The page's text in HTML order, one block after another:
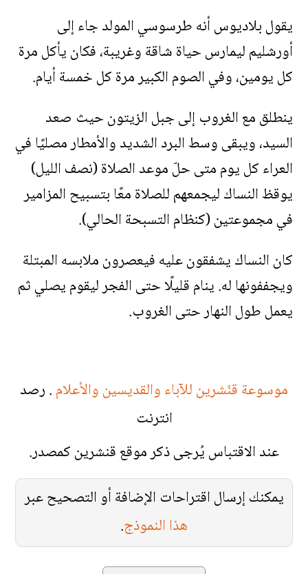
يقول بلاديوس أنه طرسوسي المولد جاء إلى
أورشليم ليمارس حياة شاقة وغريبة، فكان يأكل مرة
كل يومين، وفي الصوم الكبير مرة كل خمسة أيام.
ينطلق مع الغروب إلى جبل الزيتون حيث صعد
السيد، ويبقى وسط البرد الشديد والأمطار مصليًا في
العراء كل يوم متى حلّ موعد الصلاة (نصف الليل)
يوقظ النساك ليجمعهم للصلاة معًا بتسبيح المزامير
في مجموعتين (كنظام التسبحة الحالي).
كان النساك يشفقون عليه فيعصرون ملابسه المبتلة
ويجففونها له. ينام قليلًا حتى الفجر ليقوم يصلي ثم
يعمل طول النهار حتى الغروب.
موسوعة قنّشرين للآباء والقديسين والأعلام. رصد
انترنت
عند الاقتباس يُرجى ذكر موقع قنشرين كمصدر.
يمكنك إرسال اقتراحات الإضافة أو التصحيح عبر
هذا النموذج.